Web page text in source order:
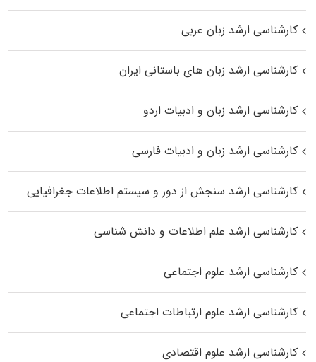
کارشناسی ارشد زبان عربی
کارشناسی ارشد زبان‌ های باستانی ایران
کارشناسی ارشد زبان و ادبیات اردو
کارشناسی ارشد زبان و ادبیات فارسی
کارشناسی ارشد سنجش از دور و سیستم اطلاعات جغرافیایی
کارشناسی ارشد علم اطلاعات و دانش شناسی
کارشناسی ارشد علوم اجتماعی
کارشناسی ارشد علوم ارتباطات اجتماعی
کارشناسی ارشد علوم اقتصادی